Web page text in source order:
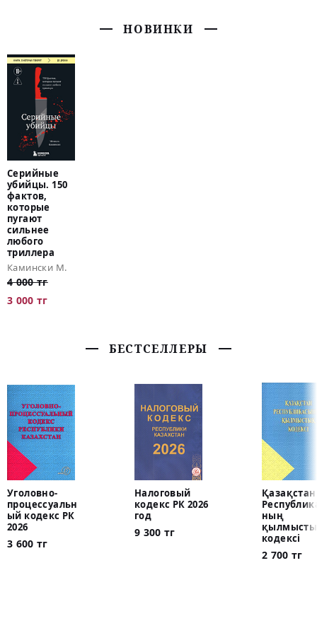
НОВИНКИ
Серийные
убийцы. 150
фактов,
которые
пугают
сильнее
любого
триллера
Камински М.
4 000 тг
3 000 тг
БЕСТСЕЛЛЕРЫ
Уголовно-
процессуальн
ый кодекс РК
2026
3 600 тг
Налоговый
кодекс РК 2026
год
9 300 тг
Қазақстан
ның
кодексі
2 700 тг